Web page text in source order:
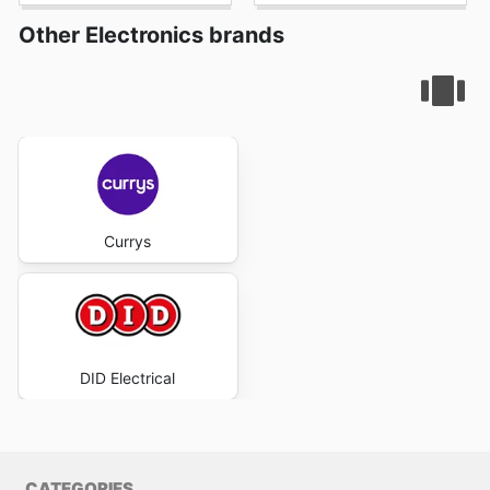
Other Electronics brands
Currys
DID Electrical